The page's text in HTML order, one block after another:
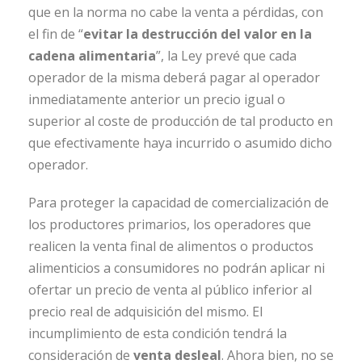
que en la norma no cabe la venta a pérdidas, con
el fin de “evitar la destrucción del valor en la
cadena alimentaria”, la Ley prevé que cada
operador de la misma deberá pagar al operador
inmediatamente anterior un precio igual o
superior al coste de producción de tal producto en
que efectivamente haya incurrido o asumido dicho
operador.
Para proteger la capacidad de comercialización de
los productores primarios, los operadores que
realicen la venta final de alimentos o productos
alimenticios a consumidores no podrán aplicar ni
ofertar un precio de venta al público inferior al
precio real de adquisición del mismo. El
incumplimiento de esta condición tendrá la
consideración de venta desleal. Ahora bien, no se